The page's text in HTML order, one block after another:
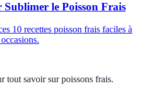
Sublimer le Poisson Frais
10 recettes poisson frais faciles à
tout savoir sur poissons frais.